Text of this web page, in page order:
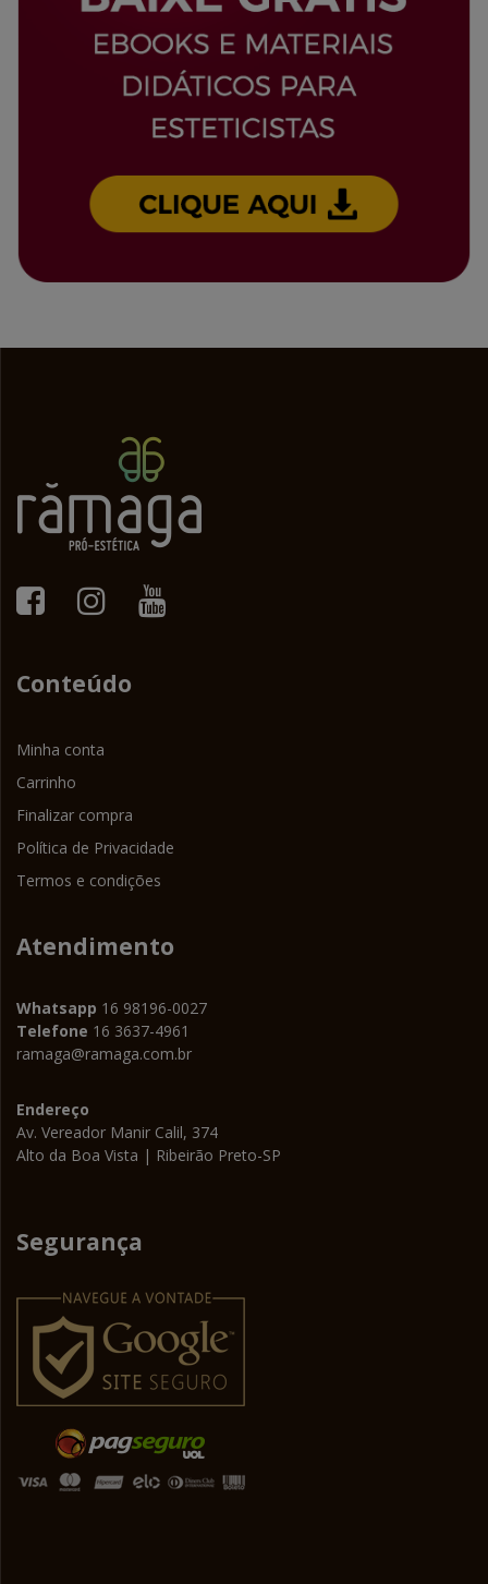
Conteúdo
Minha conta
Carrinho
Finalizar compra
Política de Privacidade
Termos e condições
Atendimento
Whatsapp 16 98196-0027
Telefone 16 3637-4961
ramaga@ramaga.com.br
Endereço
Av. Vereador Manir Calil, 374
Alto da Boa Vista | Ribeirão Preto-SP
Segurança